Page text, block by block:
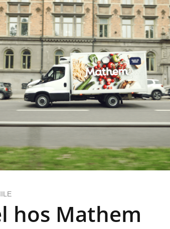
hos Mathem